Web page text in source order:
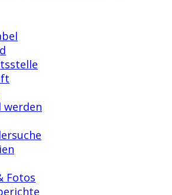
werden
Fotos